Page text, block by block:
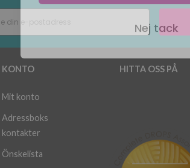
KONTO
Mit konto
Adressboks
kontakter
Önskelista
HITTA OSS PÅ